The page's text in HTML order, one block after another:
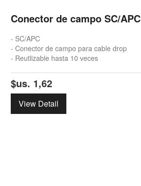
Conector de campo SC/APC
- SC/APC
- Conector de campo para cable drop
- Reutlizable hasta 10 veces
$us. 1,62
View Detail